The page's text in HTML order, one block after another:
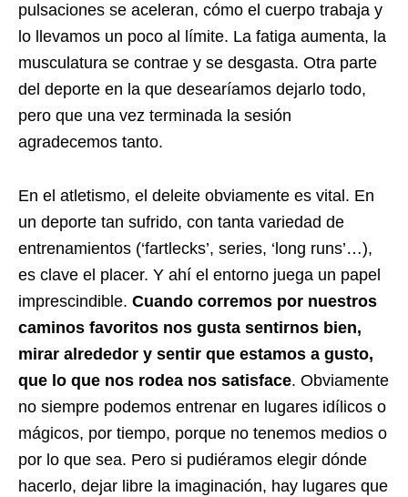
pulsaciones se aceleran, cómo el cuerpo trabaja y
lo llevamos un poco al límite. La fatiga aumenta, la
musculatura se contrae y se desgasta. Otra parte
del deporte en la que desearíamos dejarlo todo,
pero que una vez terminada la sesión
agradecemos tanto.
En el atletismo, el deleite obviamente es vital. En
un deporte tan sufrido, con tanta variedad de
entrenamientos (‘fartlecks’, series, ‘long runs’…),
es clave el placer. Y ahí el entorno juega un papel
imprescindible. Cuando corremos por nuestros
caminos favoritos nos gusta sentirnos bien,
mirar alrededor y sentir que estamos a gusto,
que lo que nos rodea nos satisface. Obviamente
no siempre podemos entrenar en lugares idílicos o
mágicos, por tiempo, porque no tenemos medios o
por lo que sea. Pero si pudiéramos elegir dónde
hacerlo, dejar libre la imaginación, hay lugares que